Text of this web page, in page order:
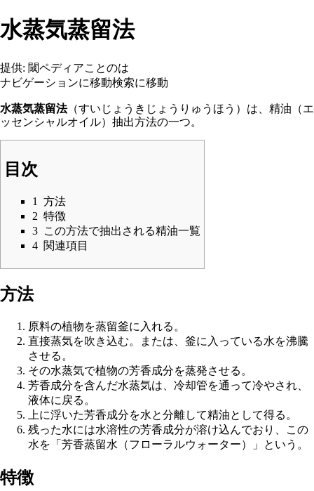
水蒸気蒸留法
提供: 閾ペディアことのは
ナビゲーションに移動検索に移動
水蒸気蒸留法（すいじょうきじょうりゅうほう）は、 精油 （エ
ッセンシャルオイル） 抽出方法の一つ。
目次
1
方法
2 特徴
3 この方法で抽出される精油一覧
4 関連項目
方法
原料の植物を蒸留釜に入れる。
直接蒸気を吹き込む。または、釜に入っている水を沸騰
させる。
その水蒸気で植物の芳香成分を蒸発させる。
芳香成分を含んだ水蒸気は、冷却管を通って冷やされ、
液体に戻る。
上に浮いた芳香成分を水と分離して精油として得る。
残った水には水溶性の芳香成分が溶け込んでおり、この
水を「 芳香蒸留水 （フローラルウォーター）」という。
特徴